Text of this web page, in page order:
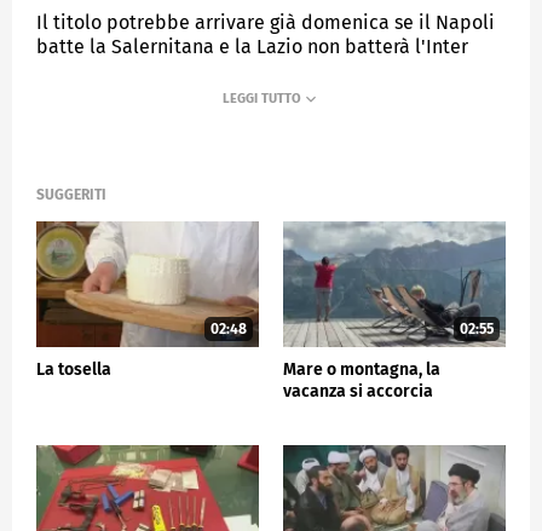
Il titolo potrebbe arrivare già domenica se il Napoli
batte la Salernitana e la Lazio non batterà l'Inter
SUGGERITI
02:48
La tosella
02:55
Mare o montagna, la
vacanza si accorcia